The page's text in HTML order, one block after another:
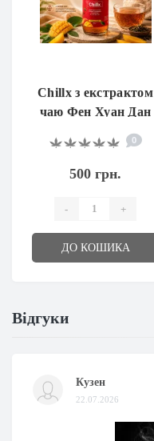
Chillx з екстрактом
чаю Фен Хуан Дан
Цун та CBG
0
500 грн.
- +
ДО КОШИКА
Відгуки
Кузен
22.07.2026